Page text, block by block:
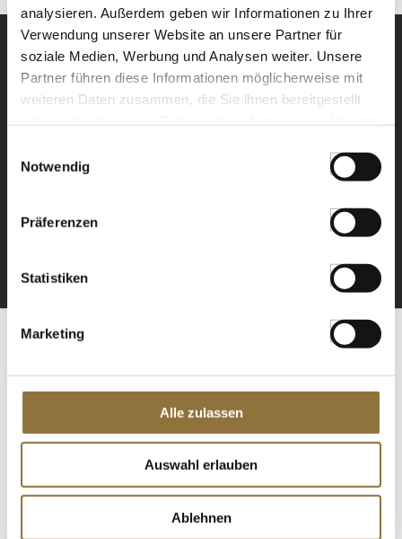
analysieren. Außerdem geben wir Informationen zu Ihrer
Verwendung unserer Website an unsere Partner für
soziale Medien, Werbung und Analysen weiter. Unsere
Partner führen diese Informationen möglicherweise mit
weiteren Daten zusammen, die Sie ihnen bereitgestellt
Notwendig
Präferenzen
Statistiken
Marketing
Alle zulassen
Auswahl erlauben
Ablehnen
ZERTIFIZIERT & SICHER EINKAUFEN